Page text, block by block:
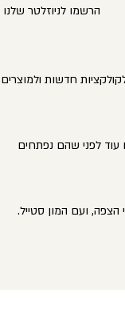
הרשמו לניוזלטר
חדשות ולמוצרים
עוד לפני שהם נפתחים
ועם המון סטייל.